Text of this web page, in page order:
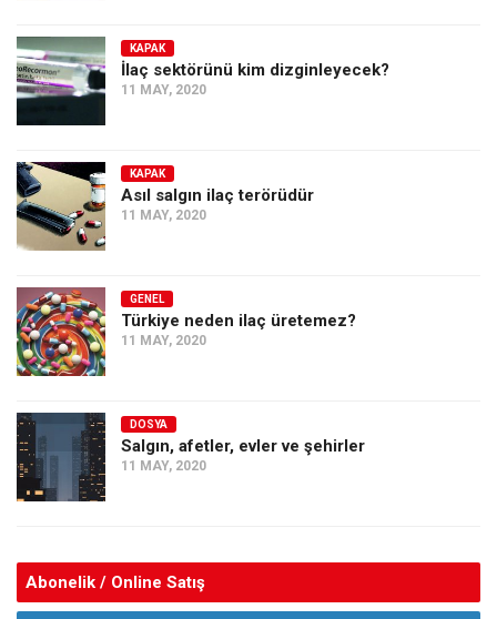
KAPAK
İlaç sektörünü kim dizginleyecek?
11 MAY, 2020
KAPAK
Asıl salgın ilaç terörüdür
11 MAY, 2020
GENEL
Türkiye neden ilaç üretemez?
11 MAY, 2020
DOSYA
Salgın, afetler, evler ve şehirler
11 MAY, 2020
Abonelik / Online Satış